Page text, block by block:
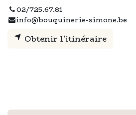
02/725.67.81
info@bouquinerie-simone.be
Obtenir l'itinéraire